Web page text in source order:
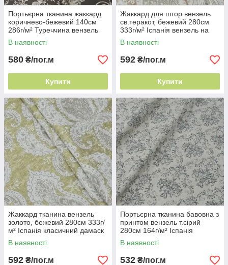
Портьєрна тканина жаккард
коричнево-бежевий 140см
286г/м² Туреччина вензель
на штори
В наявності
580 ₴/пог.м
Купити
Жаккард для штор вензель
св.теракот, бежевий 280см
333г/м² Іспанія вензель на
штори
В наявності
592 ₴/пог.м
Купити
Жаккард тканина вензель
золото, бежевий 280см 333г/
м² Іспанія класичний дамаск
В наявності
592 ₴/пог.м
Портьєрна тканина бавовна з
принтом вензель т.сірий
280см 164г/м² Іспанія
вензель на штори
В наявності
532 ₴/пог.м